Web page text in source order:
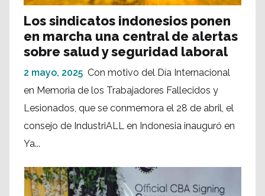
Los sindicatos indonesios ponen
en marcha una central de alertas
sobre salud y seguridad laboral
2 mayo, 2025 Con motivo del Día Internacional
en Memoria de los Trabajadores Fallecidos y
Lesionados, que se conmemora el 28 de abril, el
consejo de IndustriALL en Indonesia inauguró en
Ya...